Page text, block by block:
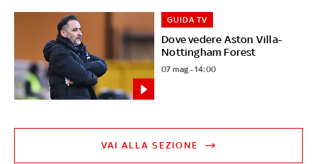
Dove vedere Aston Villa-
Nottingham Forest
GUIDA TV
07 mag - 14:00
VAI ALLA SEZIONE